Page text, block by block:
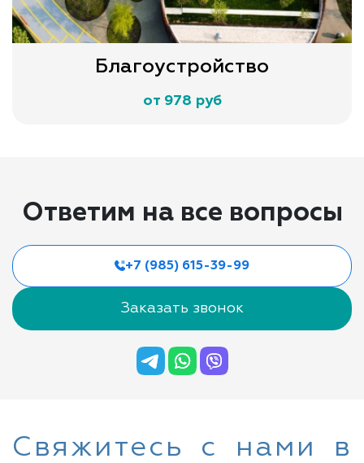
Благоустройство
от 978 руб
Ответим на все вопросы
+7 (985) 615-39-99
Заказать звонок
Свяжитесь с нами в